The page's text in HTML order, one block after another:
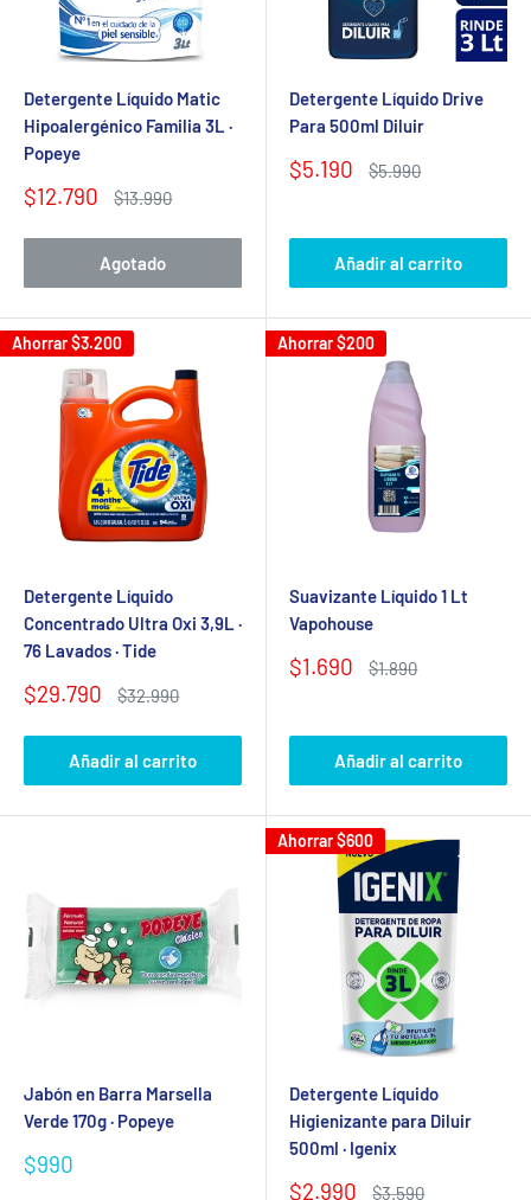
Detergente Líquido Matic
Hipoalergénico Familia 3L ·
Popeye
Precio
venta
$12.790
Precio
$13.990
Agotado
Detergente Líquido Drive
Para 500ml Diluir
Precio
$5.190
Precio
$5.990
Añadir al carrito
Ahorrar$3.200
Detergente Líquido
Concentrado Ultra Oxi 3,9L ·
76 Lavados · Tide
Precio
venta
$29.790
Precio
$32.990
Añadir al carrito
Ahorrar$200
Suavizante Líquido 1 Lt
Vapohouse
Precio
$1.690
Precio
$1.890
Añadir al carrito
Jabón en Barra Marsella
Verde 170g · Popeye
Precio
$990
Ahorrar$600
Detergente Líquido
Higienizante para Diluir
500ml · Igenix
Precio
$2.990
Precio
$3.590